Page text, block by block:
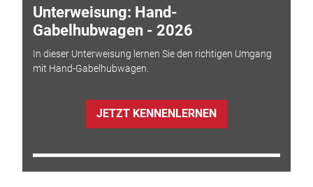
Unterweisung: Hand-
Gabelhubwagen - 2026
In dieser Unterweisung lernen Sie den richtigen Umgang
mit Hand-Gabelhubwagen.
JETZT KENNENLERNEN